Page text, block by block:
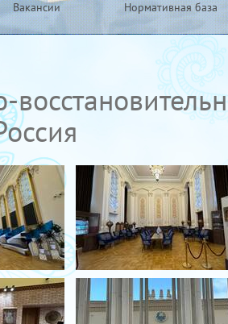
Вакансии Нормативная база